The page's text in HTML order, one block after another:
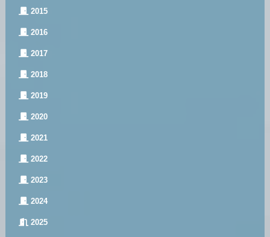
2015
2016
2017
2018
2019
2020
2021
2022
2023
2024
2025